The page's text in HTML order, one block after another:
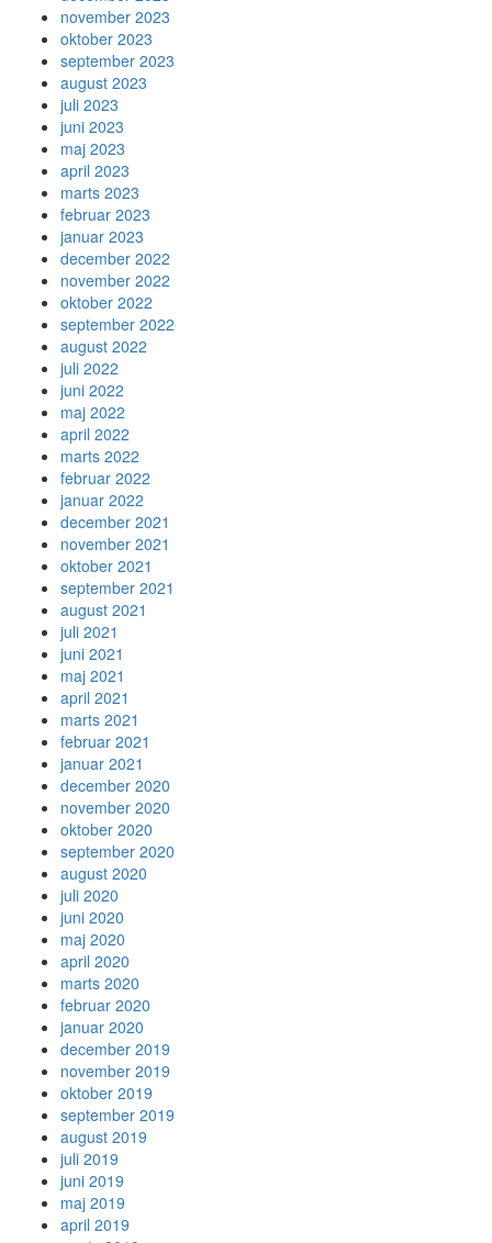
november 2023
oktober 2023
september 2023
august 2023
juli 2023
juni 2023
maj 2023
april 2023
marts 2023
februar 2023
januar 2023
december 2022
november 2022
oktober 2022
september 2022
august 2022
juli 2022
juni 2022
maj 2022
april 2022
marts 2022
februar 2022
januar 2022
december 2021
november 2021
oktober 2021
september 2021
august 2021
juli 2021
juni 2021
maj 2021
april 2021
marts 2021
februar 2021
januar 2021
december 2020
november 2020
oktober 2020
september 2020
august 2020
juli 2020
juni 2020
maj 2020
april 2020
marts 2020
februar 2020
januar 2020
december 2019
november 2019
oktober 2019
september 2019
august 2019
juli 2019
juni 2019
maj 2019
april 2019